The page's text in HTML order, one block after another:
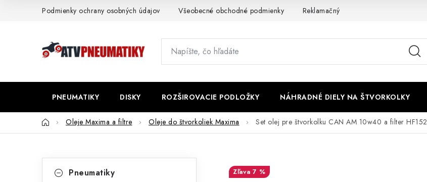
Podmienky ochrany osobných údajov Všeobecné obchodné podmienky Reklamačný poriadok - formulár
PNEUMATIKY DISKY ROZŠIROVACIE PODLOŽKY NÁHRADNÉ DIELY NA ŠTVORKOLKY
DomovOleje Maxima a filtre Oleje do štvorkoliek Maxima Set olej pre štvorkolku CAN AM 10w40 a filter HF152
kategóriePneumatiky 7 %